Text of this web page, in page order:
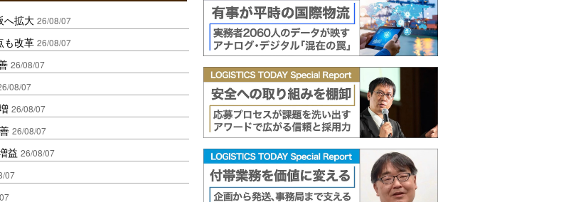
へ拡大 26/08/07
も改革 26/08/07
26/08/07
08/07
26/08/07
26/08/07
益 26/08/07
07